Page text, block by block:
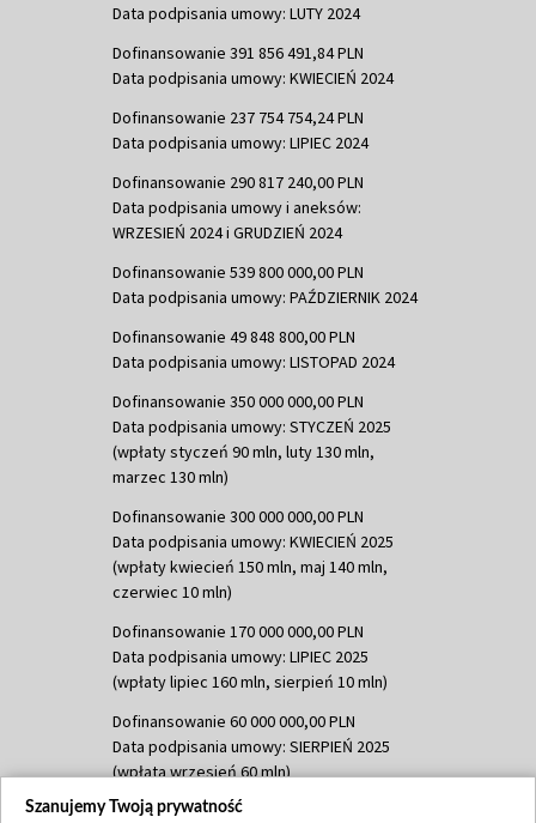
Data podpisania umowy: LUTY 2024
Dofinansowanie 391 856 491,84 PLN
Data podpisania umowy: KWIECIEŃ 2024
Dofinansowanie 237 754 754,24 PLN
Data podpisania umowy: LIPIEC 2024
Dofinansowanie 290 817 240,00 PLN
Data podpisania umowy i aneksów:
WRZESIEŃ 2024 i GRUDZIEŃ 2024
Dofinansowanie 539 800 000,00 PLN
Data podpisania umowy: PAŹDZIERNIK 2024
Dofinansowanie 49 848 800,00 PLN
Data podpisania umowy: LISTOPAD 2024
Dofinansowanie 350 000 000,00 PLN
Data podpisania umowy: STYCZEŃ 2025
(wpłaty styczeń 90 mln, luty 130 mln,
marzec 130 mln)
Dofinansowanie 300 000 000,00 PLN
Data podpisania umowy: KWIECIEŃ 2025
(wpłaty kwiecień 150 mln, maj 140 mln,
czerwiec 10 mln)
Dofinansowanie 170 000 000,00 PLN
Data podpisania umowy: LIPIEC 2025
(wpłaty lipiec 160 mln, sierpień 10 mln)
Dofinansowanie 60 000 000,00 PLN
Data podpisania umowy: SIERPIEŃ 2025
(wpłata wrzesień 60 mln)
Dofinansowanie 635 783 051,21 PLN
Szanujemy Twoją prywatność